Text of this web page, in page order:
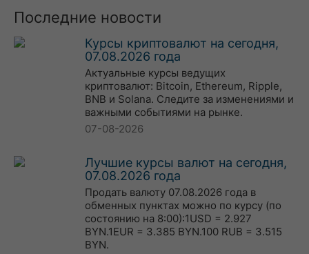
Последние новости
Курсы криптовалют на сегодня,
07.08.2026 года
Актуальные курсы ведущих
криптовалют: Bitcoin, Ethereum, Ripple,
BNB и Solana. Следите за изменениями и
важными событиями на рынке.
07-08-2026
Лучшие курсы валют на сегодня,
07.08.2026 года
Продать валюту 07.08.2026 года в
обменных пунктах можно по курсу (по
состоянию на 8:00):1USD = 2.927
BYN.1EUR = 3.385 BYN.100 RUB = 3.515
BYN.